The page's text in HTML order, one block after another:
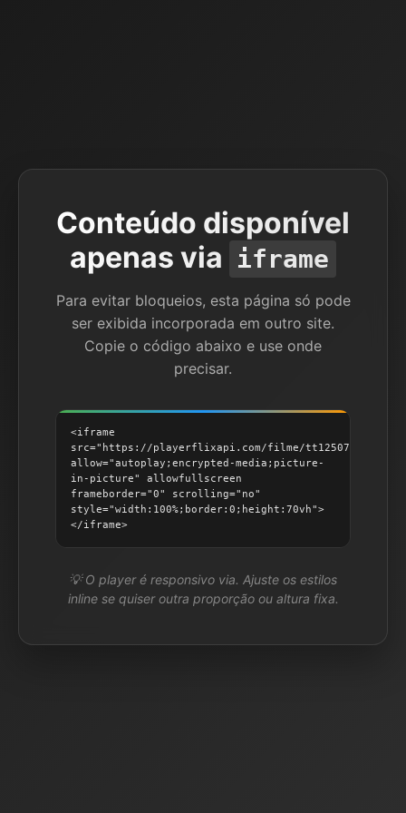
Conteúdo disponível
apenas via iframe
Para evitar bloqueios, esta página só pode
ser exibida incorporada em outro site.
Copie o código abaixo e use onde
precisar.
<iframe
src="https://playerflixapi.com/filme/tt1250777"
allow="autoplay;encrypted-media;picture-
in-picture" allowfullscreen
frameborder="0" scrolling="no"
style="width:100%;border:0;height:70vh">
</iframe>
💡 O player é responsivo via. Ajuste os estilos
inline se quiser outra proporção ou altura fixa.